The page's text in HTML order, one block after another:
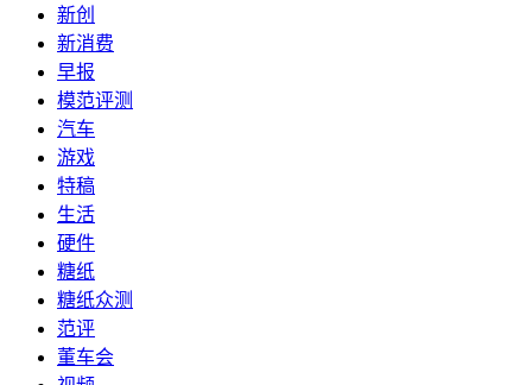
新创
新消费
早报
模范评测
汽车
游戏
特稿
生活
硬件
糖纸
糖纸众测
范评
董车会